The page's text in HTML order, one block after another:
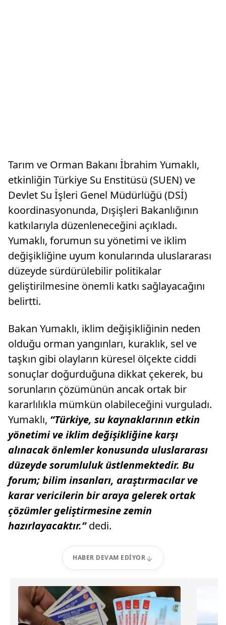
Tarım ve Orman Bakanı İbrahim Yumaklı,
etkinliğin Türkiye Su Enstitüsü (SUEN) ve
Devlet Su İşleri Genel Müdürlüğü (DSİ)
koordinasyonunda, Dışişleri Bakanlığının
katkılarıyla düzenleneceğini açıkladı.
Yumaklı, forumun su yönetimi ve iklim
değişikliğine uyum konularında uluslararası
düzeyde sürdürülebilir politikalar
geliştirilmesine önemli katkı sağlayacağını
belirtti.
Bakan Yumaklı, iklim değişikliğinin neden
olduğu orman yangınları, kuraklık, sel ve
taşkın gibi olayların küresel ölçekte ciddi
sonuçlar doğurduğuna dikkat çekerek, bu
sorunların çözümünün ancak ortak bir
kararlılıkla mümkün olabileceğini vurguladı.
Yumaklı, “Türkiye, su kaynaklarının etkin
yönetimi ve iklim değişikliğine karşı
alınacak önlemler konusunda uluslararası
düzeyde sorumluluk üstlenmektedir. Bu
forum; bilim insanları, araştırmacılar ve
karar vericilerin bir araya gelerek ortak
çözümler geliştirmesine zemin
hazırlayacaktır.”dedi.
HABER DEVAM EDIYOR